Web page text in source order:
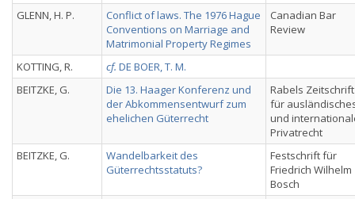
GLENN, H. P.
Conflict of laws. The 1976 Hague
Conventions on Marriage and
Matrimonial Property Regimes
Canadian Bar
Review
KOTTING, R. cf. DE BOER, T. M.
BEITZKE, G.
Die 13. Haager Konferenz und
der Abkommensentwurf zum
ehelichen Güterrecht
Rabels Zeitschrift
für
und
Privatrecht
BEITZKE, G.
Wandelbarkeit des
Güterrechtsstatuts?
Festschrift für
Friedrich Wilhelm
Bosch